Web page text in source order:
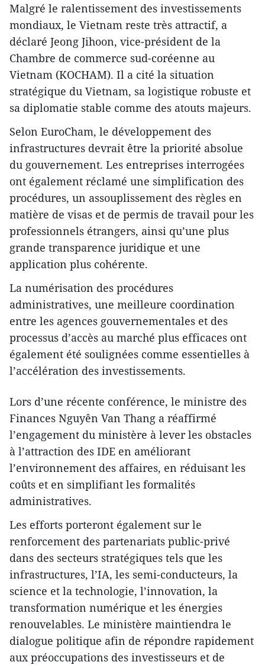
Malgré le ralentissement des investissements
mondiaux, le Vietnam reste très attractif, a
déclaré Jeong Jihoon, vice-président de la
Chambre de commerce sud-coréenne au
Vietnam (KOCHAM). Il a cité la situation
stratégique du Vietnam, sa logistique robuste et
sa diplomatie stable comme des atouts majeurs.
Selon EuroCham, le développement des
infrastructures devrait être la priorité absolue
du gouvernement. Les entreprises interrogées
ont également réclamé une simplification des
procédures, un assouplissement des règles en
matière de visas et de permis de travail pour les
professionnels étrangers, ainsi qu’une plus
grande transparence juridique et une
application plus cohérente.
La numérisation des procédures
administratives, une meilleure coordination
entre les agences gouvernementales et des
processus d’accès au marché plus efficaces ont
également été soulignées comme essentielles à
l’accélération des investissements.
Lors d’une récente conférence, le ministre des
Finances Nguyên Van Thang a réaffirmé
l’engagement du ministère à lever les obstacles
à l’attraction des IDE en améliorant
l’environnement des affaires, en réduisant les
coûts et en simplifiant les formalités
administratives.
Les efforts porteront également sur le
renforcement des partenariats public-privé
dans des secteurs stratégiques tels que les
infrastructures, l’IA, les semi-conducteurs, la
science et la technologie, l’innovation, la
transformation numérique et les énergies
renouvelables. Le ministère maintiendra le
dialogue politique afin de répondre rapidement
aux préoccupations des investisseurs et de